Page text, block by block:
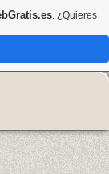
. ¿Quieres